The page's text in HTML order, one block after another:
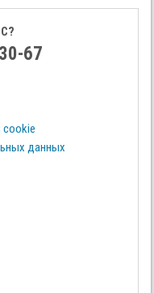
67
cookie
данных